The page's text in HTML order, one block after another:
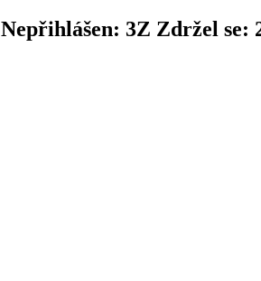
Nepřihlášen: 3Z Zdržel se: